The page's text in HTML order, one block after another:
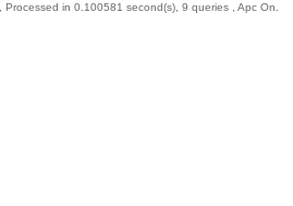
, Processed in 0.100581 second(s), 9 queries , Apc On.